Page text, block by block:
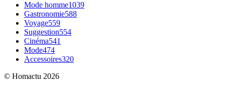
Mode homme1039
Gastronomie588
Voyage559
Suggestion554
Cinéma541
Mode474
Accessoires320
© Homactu 2026